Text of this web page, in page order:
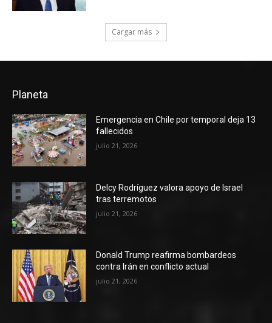
Cargar más
Planeta
Emergencia en Chile por temporal deja 13
fallecidos
julio 21, 2026
Delcy Rodríguez valora apoyo de Israel
tras terremotos
julio 21, 2026
Donald Trump reafirma bombardeos
contra Irán en conflicto actual
julio 21, 2026